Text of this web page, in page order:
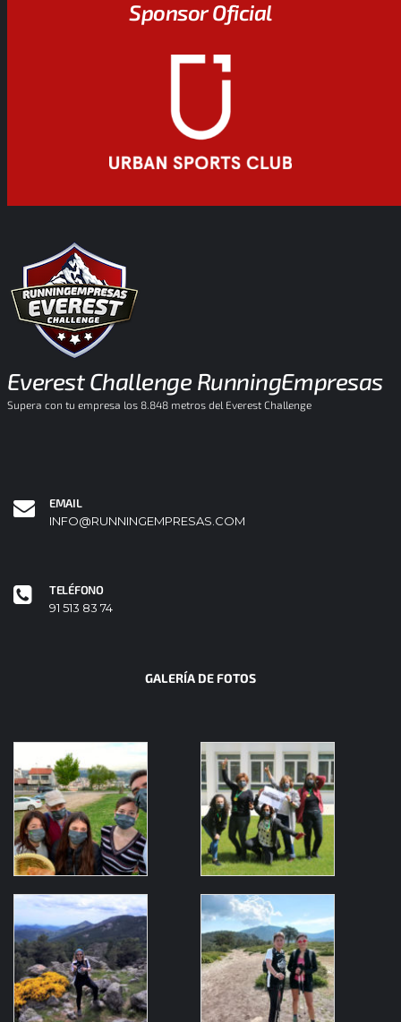
Sponsor Oficial
Everest Challenge RunningEmpresas
Supera con tu empresa los 8.848 metros del Everest Challenge
EMAIL
INFO@RUNNINGEMPRESAS.COM
TELÉFONO
91 513 83 74
GALERÍA DE FOTOS